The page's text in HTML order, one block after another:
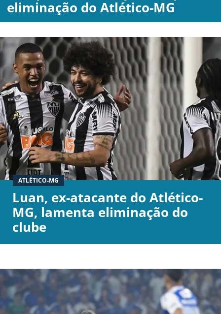
BOTAFOGO
CRUZEIRO
INTERNACIONAL
GRÊMIO
VASCO DA GAMA
SOBRE NÓS | STAFF
Termos e Condições
Sites, é uma empresa pertencente à Better
Collective. Todos os direitos reservados.
eliminação do Atlético-MG
ATLÉTICO-MG
Luan, ex-atacante do Atlético-
MG, lamenta eliminação do
clube